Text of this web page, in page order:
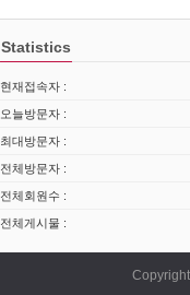
Statistics
현재접속자 :
오늘방문자 :
최대방문자 :
전체방문자 :
전체회원수 :
전체게시물 :